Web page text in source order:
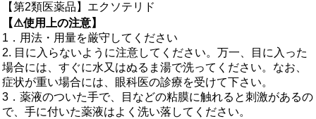
【第2類医薬品】エクソテリド
【⚠使用上の注意】
1．用法・用量を厳守してください
2. 目に入らないように注意してください。万一、目に入った
場合には、すぐに水又はぬるま湯で洗ってください。なお、
症状が重い場合には、眼科医の診療を受けて下さい。
3．薬液のついた手で、目などの粘膜に触れると刺激があるの
で、手に付いた薬液はよく洗い落してください。